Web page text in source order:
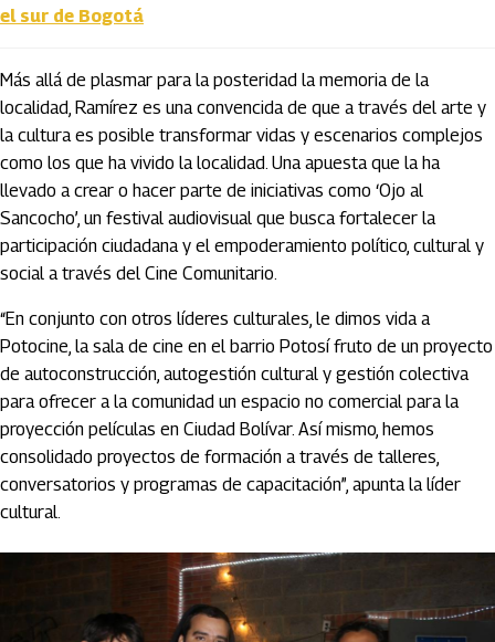
el sur de Bogotá
Más allá de plasmar para la posteridad la memoria de la
localidad, Ramírez es una convencida de que a través del arte y
la cultura es posible transformar vidas y escenarios complejos
como los que ha vivido la localidad. Una apuesta que la ha
llevado a crear o hacer parte de iniciativas como ‘Ojo al
Sancocho’, un festival audiovisual que busca fortalecer la
participación ciudadana y el empoderamiento político, cultural y
social a través del Cine Comunitario.
“En conjunto con otros líderes culturales, le dimos vida a
Potocine, la sala de cine en el barrio Potosí fruto de un proyecto
de autoconstrucción, autogestión cultural y gestión colectiva
para ofrecer a la comunidad un espacio no comercial para la
proyección películas en Ciudad Bolívar. Así mismo, hemos
consolidado proyectos de formación a través de talleres,
conversatorios y programas de capacitación”, apunta la líder
cultural.